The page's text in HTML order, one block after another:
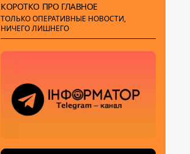
КОРОТКО ПРО ГЛАВНОЕ
ТОЛЬКО ОПЕРАТИВНЫЕ НОВОСТИ,
НИЧЕГО ЛИШНЕГО